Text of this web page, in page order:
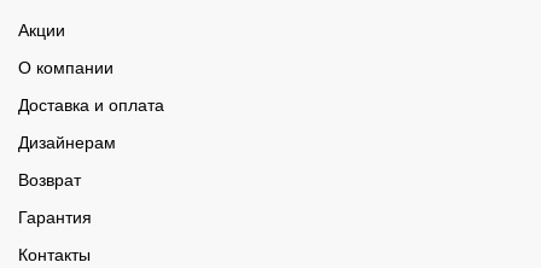
Акции
О компании
Доставка и оплата
Дизайнерам
Возврат
Гарантия
Контакты